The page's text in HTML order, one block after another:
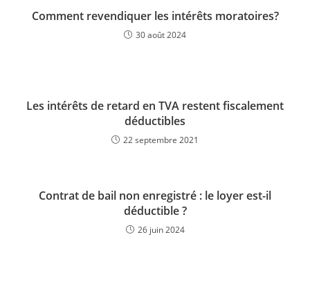
Comment revendiquer les intérêts moratoires?
30 août 2024
Les intérêts de retard en TVA restent fiscalement
déductibles
22 septembre 2021
Contrat de bail non enregistré : le loyer est-il
déductible ?
26 juin 2024